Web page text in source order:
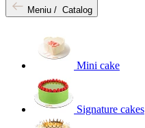
Meniu / Catalog
Mini cake
Signature cakes